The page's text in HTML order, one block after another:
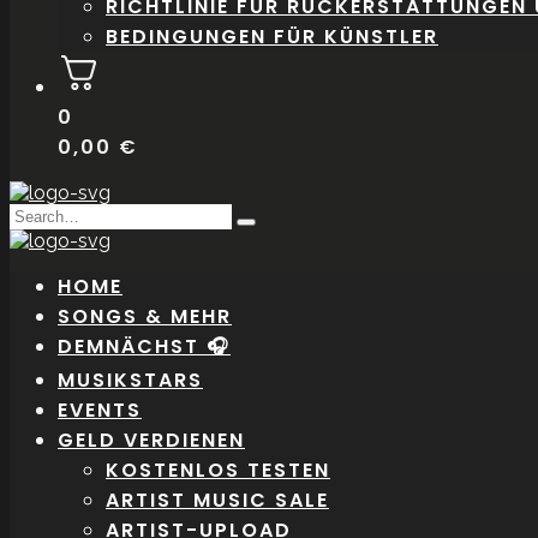
RICHTLINIE FÜR RÜCKERSTATTUNGEN
BEDINGUNGEN FÜR KÜNSTLER
0
0,00 €
Search
for:
Type
HOME
SONGS & MEHR
DEMNÄCHST 🎧
MUSIKSTARS
EVENTS
GELD VERDIENEN
KOSTENLOS TESTEN
ARTIST MUSIC SALE
ARTIST-UPLOAD